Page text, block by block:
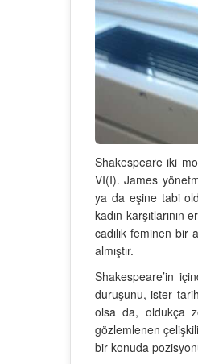
Shakespeare iki
VI(I). James
ya da eşine tabi
kadın karşıtlarının
cadılık feminen
almıştır.
Shakespeare’in
duruşunu, ister
olsa da, oldukça
gözlemlenen
bir konuda